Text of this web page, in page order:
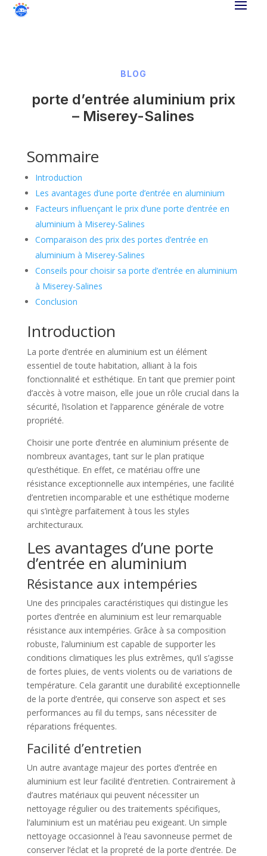
BLOG
porte d’entrée aluminium prix
– Miserey-Salines
Sommaire
Introduction
Les avantages d’une porte d’entrée en aluminium
Facteurs influençant le prix d’une porte d’entrée en
aluminium à Miserey-Salines
Comparaison des prix des portes d’entrée en
aluminium à Miserey-Salines
Conseils pour choisir sa porte d’entrée en aluminium
à Miserey-Salines
Conclusion
Introduction
La porte d’entrée en aluminium est un élément
essentiel de toute habitation, alliant à la fois
fonctionnalité et esthétique. En tant que premier point
d’accès à votre maison, elle joue un rôle crucial dans la
sécurité, l’isolation et l’apparence générale de votre
propriété.
Choisir une porte d’entrée en aluminium présente de
nombreux avantages, tant sur le plan pratique
qu’esthétique. En effet, ce matériau offre une
résistance exceptionnelle aux intempéries, une facilité
d’entretien incomparable et une esthétique moderne
qui s’intègre parfaitement à tous les styles
architecturaux.
Les avantages d’une porte
d’entrée en aluminium
Résistance aux intempéries
Une des principales caractéristiques qui distingue les
portes d’entrée en aluminium est leur remarquable
résistance aux intempéries. Grâce à sa composition
robuste, l’aluminium est capable de supporter les
conditions climatiques les plus extrêmes, qu’il s’agisse
de fortes pluies, de vents violents ou de variations de
température. Cela garantit une durabilité exceptionnelle
de la porte d’entrée, qui conserve son aspect et ses
performances au fil du temps, sans nécessiter de
réparations fréquentes.
Facilité d’entretien
Un autre avantage majeur des portes d’entrée en
aluminium est leur facilité d’entretien. Contrairement à
d’autres matériaux qui peuvent nécessiter un
nettoyage régulier ou des traitements spécifiques,
l’aluminium est un matériau peu exigeant. Un simple
nettoyage occasionnel à l’eau savonneuse permet de
conserver l’éclat et la propreté de la porte d’entrée. De